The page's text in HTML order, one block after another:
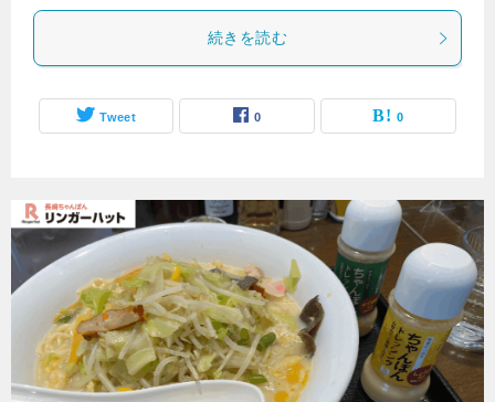
続きを読む
Tweet 0 0